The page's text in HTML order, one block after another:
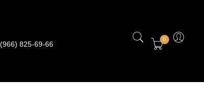
825-69-66
0